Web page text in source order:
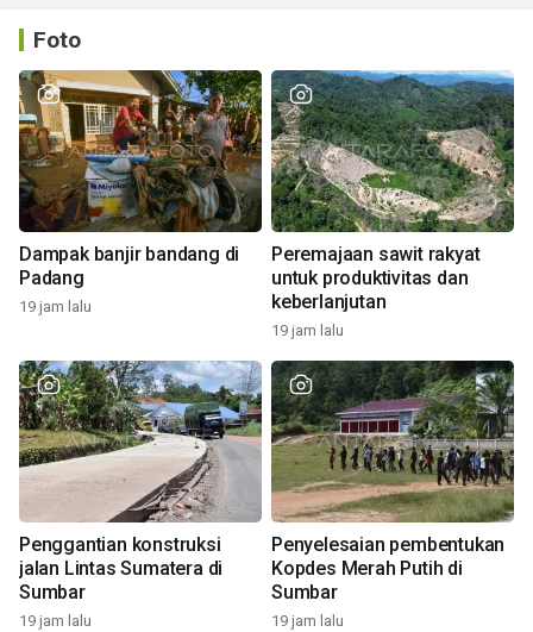
Foto
Dampak banjir bandang di
Padang
19 jam lalu
Peremajaan sawit rakyat
untuk produktivitas dan
keberlanjutan
19 jam lalu
Penggantian konstruksi
jalan Lintas Sumatera di
Sumbar
19 jam lalu
Penyelesaian pembentukan
Kopdes Merah Putih di
Sumbar
19 jam lalu